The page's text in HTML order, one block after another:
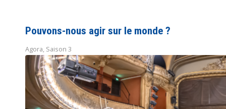
Pouvons-nous agir sur le monde ?
Agora, Saison 3